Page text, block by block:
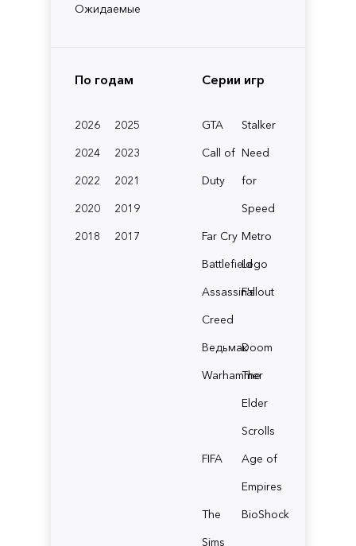
Ожидаемые
По годам
2026
2025
2024
2023
2022
2021
2020
2019
2018
2017
Серии игр
GTA
Stalker
Call of
Duty
Need
for
Speed
Far Cry Metro
BattlefieldLego
Assassin's
Creed
Fallout
ВедьмакDoom
Warhammer
The
Elder
Scrolls
FIFA
Age of
Empires
The
Sims
BioShock